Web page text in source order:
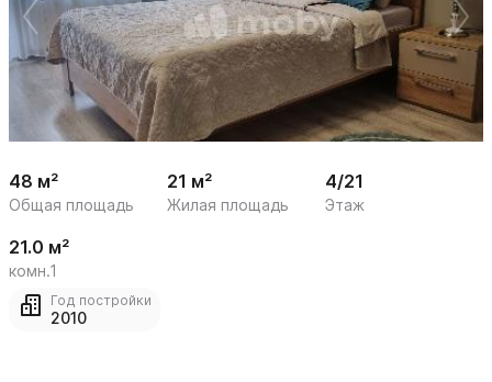
21
48 м²
Общая площадь
21 м²
Жилая площадь
4/21
Этаж
21.0 м²
комн.1
Год постройки
2010